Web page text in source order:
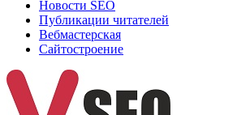
Новости SEO
Публикации читателей
Вебмастерская
Сайтостроение